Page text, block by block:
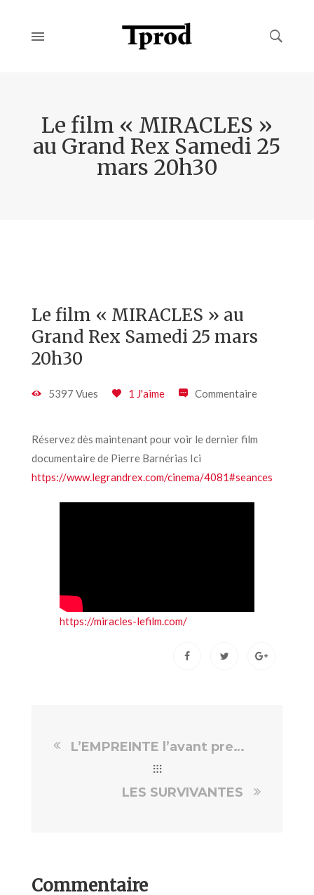
Le film « MIRACLES »
au Grand Rex Samedi 25
mars 20h30
Le film « MIRACLES » au
Grand Rex Samedi 25 mars
20h30
5397 Vues 1 J'aime Commentaire
Réservez dès maintenant pour voir le dernier film
documentaire de Pierre Barnérias Ici
https://www.legrandrex.com/cinema/4081#seances
https://miracles-lefilm.com/
L’EMPREINTE l’avant première au GRAND REX
LES SURVIVANTES
Commentaire